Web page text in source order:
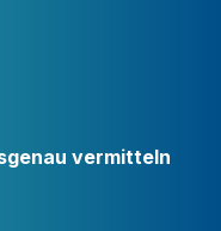
vermitteln